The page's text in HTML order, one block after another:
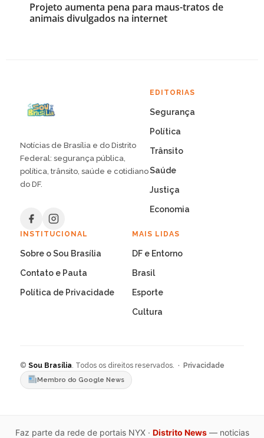
Projeto aumenta pena para maus-tratos de
animais divulgados na internet
Notícias de Brasília e do Distrito
Federal: segurança pública,
política, trânsito, saúde e cotidiano
do DF.
EDITORIAS
Segurança
Política
Trânsito
Saúde
Justiça
Economia
INSTITUCIONAL
Sobre o Sou Brasília
Contato e Pauta
Política de Privacidade
MAIS LIDAS
DF e Entorno
Brasil
Esporte
Cultura
© Sou Brasília. Todos os direitos reservados. · Privacidade
Membro do Google News
Faz parte da rede de portais NYX · Distrito News— noticias